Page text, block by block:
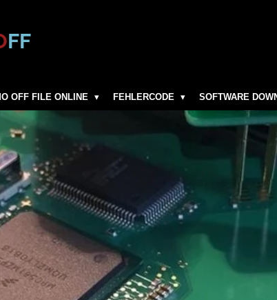
FF
OFF FILE ONLINE FEHLERCODE SOFTWARE